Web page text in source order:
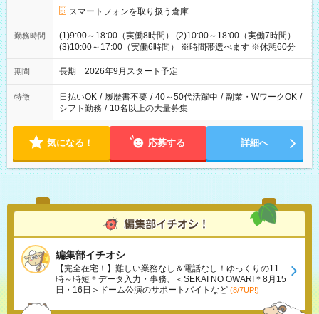
スマートフォンを取り扱う倉庫
勤務時間
(1)9:00～18:00（実働8時間） (2)10:00～18:00（実働7時間）
(3)10:00～17:00（実働6時間） ※時間帯選べます ※休憩60分
期間 長期 2026年9月スタート予定
特徴 日払いOK / 履歴書不要 / 40～50代活躍中 / 副業・WワークOK /
シフト勤務 / 10名以上の大量募集
気になる！ 応募する 詳細へ
編集部イチオシ
【完全在宅！】難しい業務なし＆電話なし！ゆっくりの11
時～時短＊データ入力・事務、＜SEKAI NO OWARI＊8月15
日・16日＞ドーム公演のサポートバイトなど (8/7UP!)